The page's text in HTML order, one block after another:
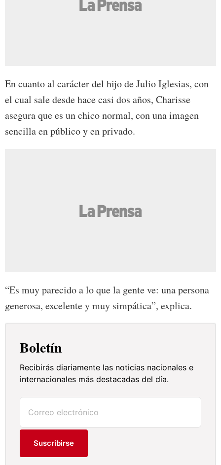
En cuanto al carácter del hijo de Julio Iglesias, con
el cual sale desde hace casi dos años, Charisse
asegura que es un chico normal, con una imagen
sencilla en público y en privado.
“Es muy parecido a lo que la gente ve: una persona
generosa, excelente y muy simpática”, explica.
Boletín
Recibirás diariamente las noticias nacionales e
internacionales más destacadas del día.
Suscribirse